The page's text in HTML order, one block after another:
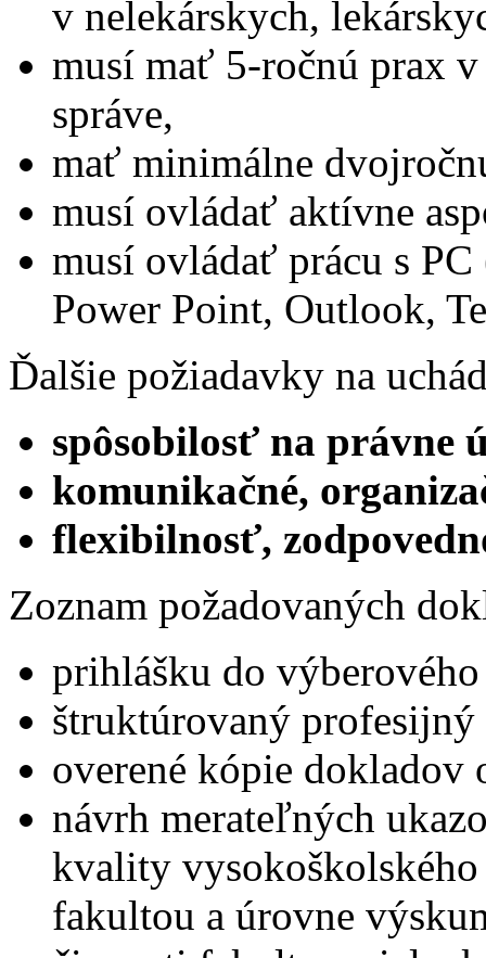
v nelekárskych,
musí mať 5-ročnú prax
správe,
mať minimálne
musí ovládať aktívne
musí ovládať prácu s
Power Point, Outlook,
Ďalšie požiadavky na
spôsobilosť na právne
komunikačné,
flexibilnosť,
Zoznam požadovaných
prihlášku do
štruktúrovaný
overené kópie dokladov
návrh merateľných
kvality vysokoškolského
fakultou a úrovne